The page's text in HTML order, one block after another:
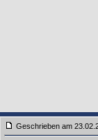
Geschrieben am